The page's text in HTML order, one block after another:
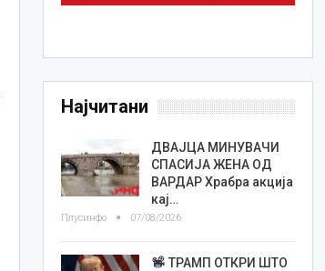
Најчитани
ДВАЈЦА МИНУВАЧИ
СПАСИЈА ЖЕНА ОД
ВАРДАР Храбра акција
кај…
Плусинфо 07/08/2026
ТРАМП ОТКРИ ШТО